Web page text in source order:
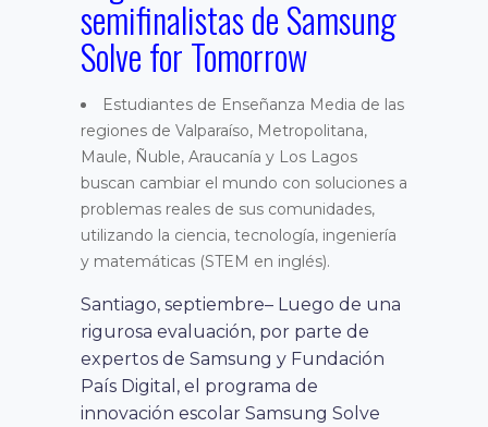
semifinalistas de Samsung
Solve for Tomorrow
Estudiantes de Enseñanza Media de las
regiones de Valparaíso, Metropolitana,
Maule, Ñuble, Araucanía y Los Lagos
buscan cambiar el mundo con soluciones a
problemas reales de sus comunidades,
utilizando la ciencia, tecnología, ingeniería
y matemáticas (STEM en inglés).
Santiago, septiembre– Luego de una
rigurosa evaluación, por parte de
expertos de Samsung y Fundación
País Digital, el programa de
innovación escolar Samsung Solve